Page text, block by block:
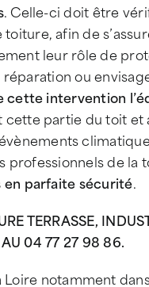
. Celle-ci doit être
afin de
leur rôle de
ou
cette intervention
partie du toit et
de la
en parfaite sécurité.
TERRASSE,
04 77 27 98 86.
Loire notamment